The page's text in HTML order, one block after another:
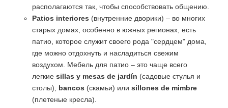
располагаются так, чтобы способствовать общению.
Patios interiores (внутренние дворики) – во многих
старых домах, особенно в южных регионах, есть
патио, которое служит своего рода "сердцем" дома,
где можно отдохнуть и насладиться свежим
воздухом. Мебель для патио – это чаще всего
легкие sillas y mesas de jardín (садовые стулья и
столы), bancos (скамьи) или sillones de mimbre
(плетеные кресла).